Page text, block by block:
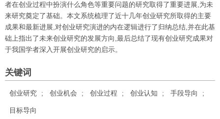
者在创业过程中扮演什么角色等重要问题的研究取得了重要进展,为未
来研究奠定了基础。本文系统梳理了近十几年创业研究所取得的主要
成果和最新进展,对创业研究演进的内在逻辑进行了归纳总结,并在此基
础上指出了未来创业研究的发展方向,最后总结了现有创业研究成果对
于我国学者深入开展创业研究的启示。
关键词
创业研究 ; 创业机会 ; 创业过程 ; 创业认知 ; 手段导向 ;
目标导向